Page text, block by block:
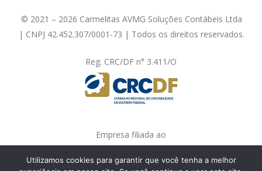
© 2021 – 2026 Carmelitas AVMG Soluções Contábeis Ltda
| CNPJ 42.452.307/0001-73 | Todos os direitos reservados.
Reg. CRC/DF n° 3.411/O
Empresa filiada ao
Utilizamos cookies para garantir que você tenha a melhor